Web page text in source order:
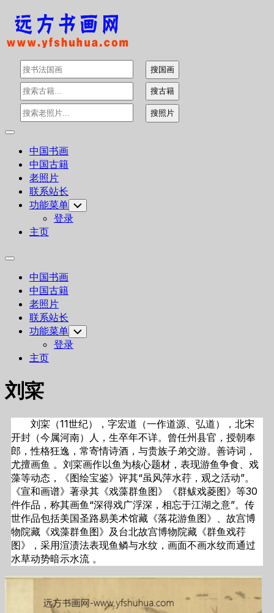
Skip
content
Expand
中国书画
中国古籍
老照片
联系站长
功能菜单 Toggle
Child
Menu
登录
主页
Expand
中国书画
中国古籍
老照片
联系站长
功能菜单 Toggle
Child
Menu
登录
主页
刘寀
刘寀（11世纪），字宏道（一作道源、弘道），北宋
开封（今属河南）人，生卒年不详。曾任州县官，授朝奉
郎，性格狂逸，常寄情诗酒，与贵族子弟交游。善诗词，
尤擅画鱼 。刘寀画作以鱼为核心题材，表现游鱼争食、戏
藻等动态，《图绘宝鉴》评其“虽风萍水荇，观之活动”。
《宣和画谱》著录其《戏藻群鱼图》《群鲅戏菱图》等30
件作品，称其画鱼“深得戏广浮深，相忘于江湖之意”。传
世作品包括美国圣路易美术馆藏《落花游鱼图》、故宫博
物院藏《戏藻群鱼图》及台北故宫博物院藏《群鱼戏荇
图》，采用渲渍法表现鱼鳞与水纹，画面不画水纹而通过
水草动势暗示水流 。